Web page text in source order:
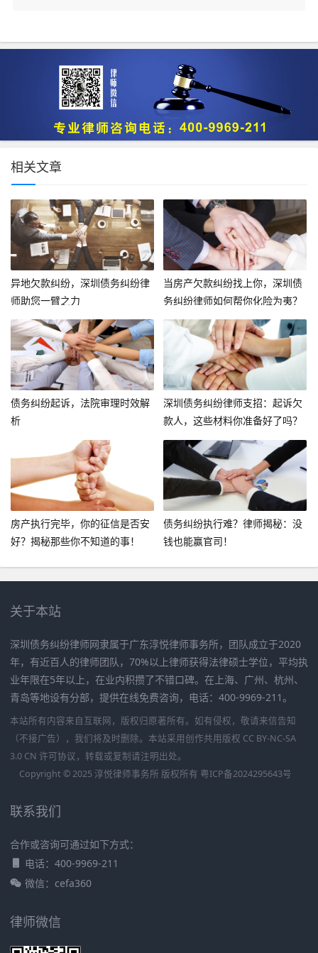
相关文章
异地欠款纠纷，深圳债务纠纷律
师助您一臂之力
当房产欠款纠纷找上你，深圳债
务纠纷律师如何帮你化险为夷？
债务纠纷起诉，法院审理时效解
析
深圳债务纠纷律师支招：起诉欠
款人，这些材料你准备好了吗？
房产执行完毕，你的征信是否安
好？揭秘那些你不知道的事！
债务纠纷执行难？律师揭秘：没
钱也能赢官司！
关于本站
深圳债务纠纷律师网隶属于广东淳悦律师事务所，团队成立于2020
年，有近百人的律师团队，70%以上律师获得法律硕士学位，平均执
业年限在5年以上，在业内积攒了不错口碑。在上海、广州、杭州、
青岛等地设有分部，提供在线免费咨询，电话：400-9969-211。
本站所有内容来自互联网，版权归原著所有。如有侵权，敬请来信告知
（不接广告），我们将及时删除。本站采用创作共用版权 CC BY-NC-SA
3.0 CN 许可协议，转载或复制请注明出处。
Copyright © 2025 淳悦律师事务所 版权所有 粤ICP备2024295643号
联系我们
合作或咨询可通过如下方式：
电话：400-9969-211
微信：cefa360
律师微信